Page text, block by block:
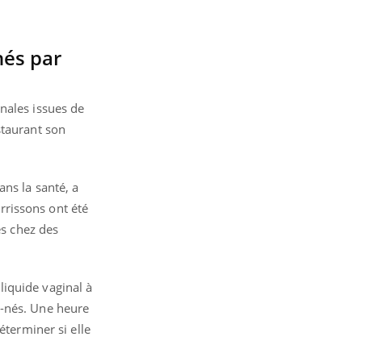
par
issues de
son
la santé, a
ont été
chez des
vaginal à
nés. Une heure
si elle